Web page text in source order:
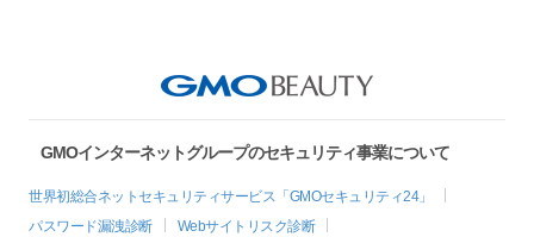
GMOインターネットグループのセキュリティ事業について
世界初総合ネットセキュリティサービス「GMOセキュリティ24」
パスワード漏洩診断
Webサイトリスク診断